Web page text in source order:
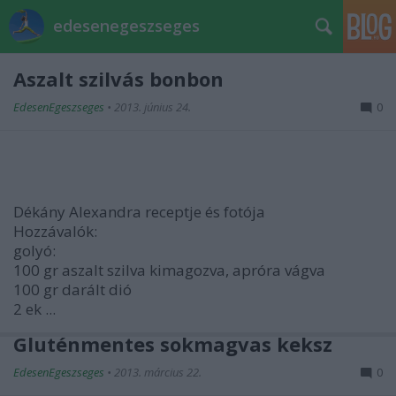
edesenegeszseges
Aszalt szilvás bonbon
EdesenEgeszseges • 2013. június 24. 0
Dékány Alexandra receptje és fotója
Hozzávalók:
golyó:
100 gr aszalt szilva kimagozva, apróra vágva
100 gr darált dió
2 ek ...
Gluténmentes sokmagvas keksz
EdesenEgeszseges • 2013. március 22. 0